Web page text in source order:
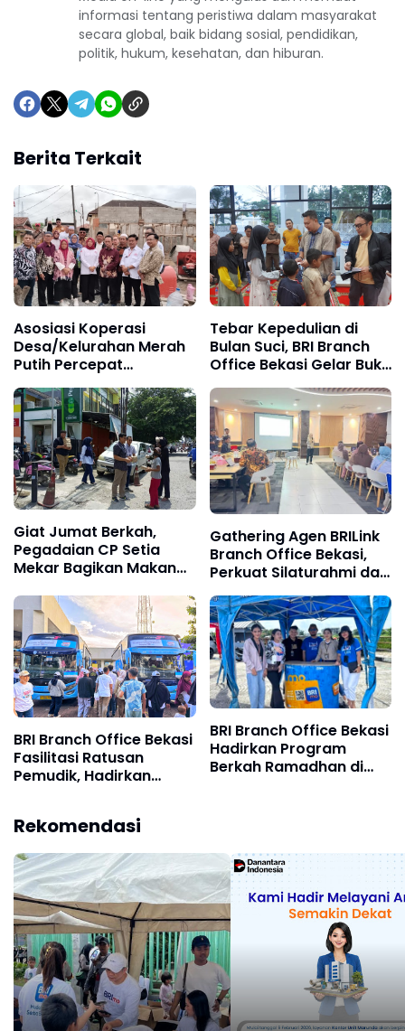
informasi tentang peristiwa dalam masyarakat
secara global, baik bidang sosial, pendidikan,
politik, hukum, kesehatan, dan hiburan.
Berita Terkait
Asosiasi Koperasi
Desa/Kelurahan Merah
Putih Percepat
Penguatan KDMP di 38
Provinsi
Tebar Kepedulian di
Bulan Suci, BRI Branch
Office Bekasi Gelar Buka
Puasa dan Santunan
Giat Jumat Berkah,
Pegadaian CP Setia
Mekar Bagikan Makanan
Masyarakat Sekitar
Gathering Agen BRILink
Branch Office Bekasi,
Perkuat Silaturahmi dan
Tingkatkan Kualitas
Layanan
BRI Branch Office Bekasi
Fasilitasi Ratusan
Pemudik, Hadirkan
BRI Branch Office Bekasi
Hadirkan Program
Berkah Ramadhan di
Rekomendasi